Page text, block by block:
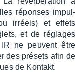
réponses impul­
irréels) et effets
et de réglages
ne peuvent être
des présets afin de
de Kontakt.